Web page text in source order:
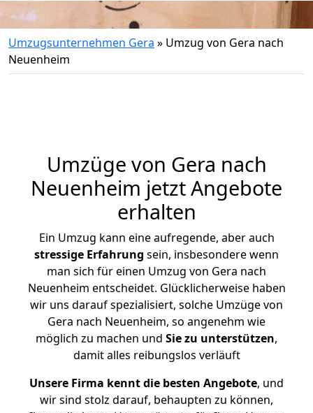
Umzugsunternehmen Gera » Umzug von Gera nach
Neuenheim
Umzüge von Gera nach
Neuenheim jetzt Angebote
erhalten
Ein Umzug kann eine aufregende, aber auch
stressige Erfahrung sein, insbesondere wenn
man sich für einen Umzug von Gera nach
Neuenheim entscheidet. Glücklicherweise haben
wir uns darauf spezialisiert, solche Umzüge von
Gera nach Neuenheim, so angenehm wie
möglich zu machen und Sie zu unterstützen,
damit alles reibungslos verläuft
Unsere Firma kennt die besten Angebote, und
wir sind stolz darauf, behaupten zu können,